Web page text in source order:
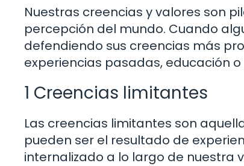
Nuestras creencias y valores son
percepción del mundo. Cuando
defendiendo sus creencias más
experiencias pasadas, educación
1 Creencias limitantes
Las creencias limitantes son
pueden ser el resultado de
internalizado a lo largo de nuestra